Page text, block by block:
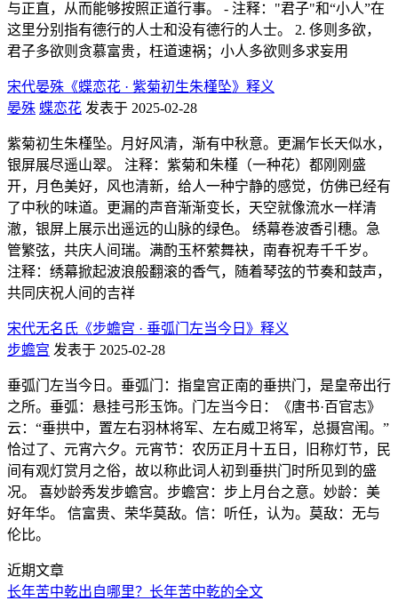
与正直，从而能够按照正道行事。 - 注释："君子"和“小人”在
这里分别指有德行的人士和没有德行的人士。 2. 侈则多欲，
君子多欲则贪慕富贵，枉道速祸；小人多欲则多求妄用
宋代晏殊《蝶恋花 · 紫菊初生朱槿坠》释义
晏殊 蝶恋花 发表于 2025-02-28
紫菊初生朱槿坠。月好风清，渐有中秋意。更漏乍长天似水，
银屏展尽遥山翠。 注释：紫菊和朱槿（一种花）都刚刚盛
开，月色美好，风也清新，给人一种宁静的感觉，仿佛已经有
了中秋的味道。更漏的声音渐渐变长，天空就像流水一样清
澈，银屏上展示出遥远的山脉的绿色。 绣幕卷波香引穗。急
管繁弦，共庆人间瑞。满酌玉杯萦舞袂，南春祝寿千千岁。
注释：绣幕掀起波浪般翻滚的香气，随着琴弦的节奏和鼓声，
共同庆祝人间的吉祥
宋代无名氏《步蟾宫 · 垂弧门左当今日》释义
步蟾宫 发表于 2025-02-28
垂弧门左当今日。垂弧门：指皇宫正南的垂拱门，是皇帝出行
之所。垂弧：悬挂弓形玉饰。门左当今日：《唐书·百官志》
云：“垂拱中，置左右羽林将军、左右威卫将军，总摄宫闱。”
恰过了、元宵六夕。元宵节：农历正月十五日，旧称灯节，民
间有观灯赏月之俗，故以称此词人初到垂拱门时所见到的盛
况。 喜妙龄秀发步蟾宫。步蟾宫：步上月台之意。妙龄：美
好年华。 信富贵、荣华莫敌。信：听任，认为。莫敌：无与
伦比。
近期文章
长年苦中乾出自哪里？长年苦中乾的全文